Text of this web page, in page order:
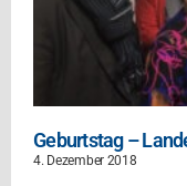
Geburtstag –
4. Dezember 2018